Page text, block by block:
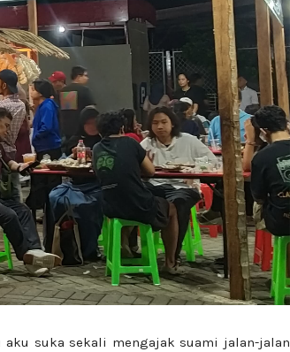
aku suka sekali mengajak suami jalan-jalan